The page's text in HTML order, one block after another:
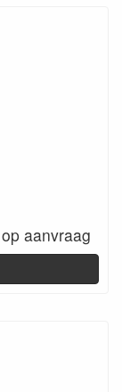
aanvraag